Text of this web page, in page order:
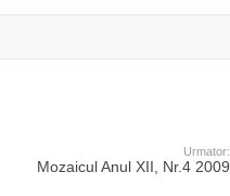
Urmator:
Mozaicul Anul XII, Nr.4 2009